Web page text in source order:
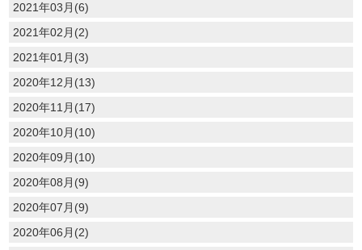
2021年03月(6)
2021年02月(2)
2021年01月(3)
2020年12月(13)
2020年11月(17)
2020年10月(10)
2020年09月(10)
2020年08月(9)
2020年07月(9)
2020年06月(2)